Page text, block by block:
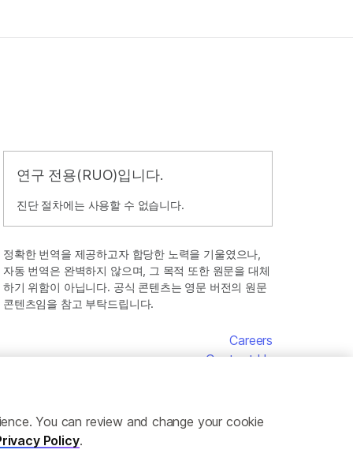
연구 전용(RUO)입니다.
진단 절차에는 사용할 수 없습니다.
정확한 번역을 제공하고자 합당한 노력을 기울였으나,
자동 번역은 완벽하지 않으며, 그 목적 또한 원문을 대체
하기 위함이 아닙니다. 공식 콘텐츠는 영문 버전의 원문
콘텐츠임을 참고 부탁드립니다.
Careers
Contact Us
You can review and change your cookie
Policy.